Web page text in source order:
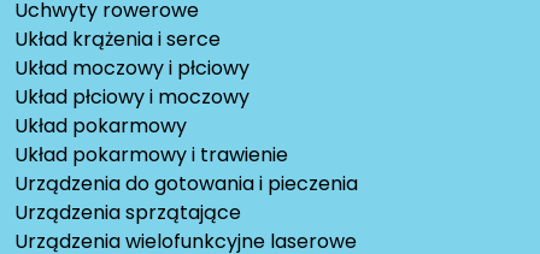
Uchwyty rowerowe
Układ krążenia i serce
Układ moczowy i płciowy
Układ płciowy i moczowy
Układ pokarmowy
Układ pokarmowy i trawienie
Urządzenia do gotowania i pieczenia
Urządzenia sprzątające
Urządzenia wielofunkcyjne laserowe